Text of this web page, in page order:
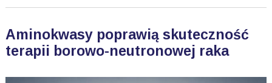
Aminokwasy poprawią skuteczność
terapii borowo-neutronowej raka